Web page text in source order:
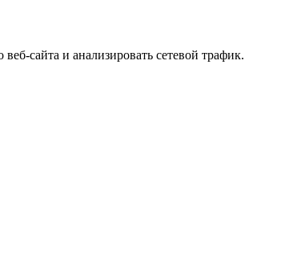
сайта и анализировать сетевой трафик.